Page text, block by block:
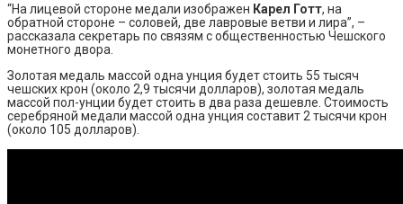
“На лицевой стороне медали изображен Карел Готт, на
обратной стороне – соловей, две лавровые ветви и лира”, –
рассказала секретарь по связям с общественностью Чешского
монетного двора.
Золотая медаль массой одна унция будет стоить 55 тысяч
чешских крон (около 2,9 тысячи долларов), золотая медаль
массой пол-унции будет стоить в два раза дешевле. Стоимость
серебряной медали массой одна унция составит 2 тысячи крон
(около 105 долларов).